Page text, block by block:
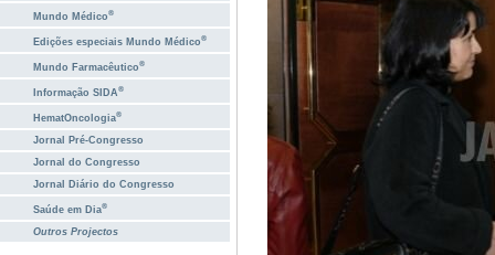
Mundo Médico®
Edições especiais Mundo Médico®
Mundo Farmacêutico®
Informação SIDA®
HematOncologia®
Jornal Pré-Congresso
Jornal do Congresso
Jornal Diário do Congresso
Saúde em Dia®
Outros Projectos